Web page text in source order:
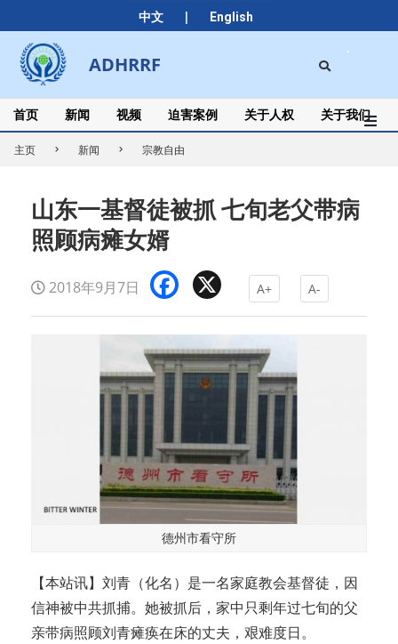
中文 | English
to
content
ADHRRF
Secondary
Navigation
Menu
首页 新闻 视频 迫害案例 关于人权 关于我们
主页 新闻 宗教自由
山东一基督徒被抓 七旬老父带病
照顾病瘫女婿
2018年9月7日 Facebook A+ A-
德州市看守所
【本站讯】刘青（化名）是一名家庭教会基督徒，因
信神被中共抓捕。她被抓后，家中只剩年过七旬的父
亲带病照顾刘青瘫痪在床的丈夫，艰难度日。